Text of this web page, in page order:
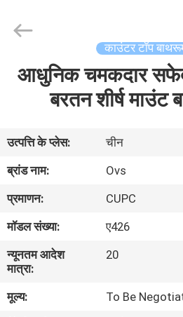
घर
हमारे
बारे
कारखाना
bathroomstoilet.com.
Rights
काउंटर टॉप
आधुनिक चमकदार सफेद
बरतन शीर्ष माउंट
उत्पत्ति के प्लेस:
चीन
ब्रांड नाम:
Ovs
प्रमाणन:
CUPC
मॉडल संख्या:
ए426
न्यूनतम आदेश
मात्रा:
20
मूल्य:
To Be